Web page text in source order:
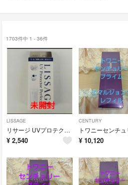
1703件中 1 - 36件
LISSAGE
リサージ UVプロテクターパーフェクトN 50g
¥ 2,540
CENTURY
¥ 10,120